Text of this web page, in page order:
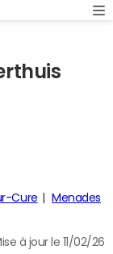
Cure
Menades
à jour le 11/02/26